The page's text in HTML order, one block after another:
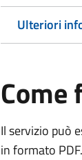
Ulteriori
Come
Il servizio può
in formato PDF.